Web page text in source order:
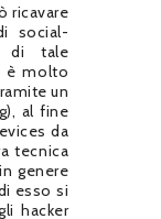
ricavare
social-
di tale
è molto
un
al fine
da
tecnica
genere
esso si
hacker